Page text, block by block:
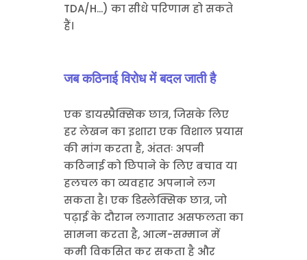
TDA/H...) का सीधे परिणाम हो सकते
हैं।
जब कठिनाई विरोध में बदल जाती है
एक डायस्प्रैक्सिक छात्र, जिसके लिए
हर लेखन का इशारा एक विशाल प्रयास
की मांग करता है, अंततः अपनी
कठिनाई को छिपाने के लिए बचाव या
हलचल का व्यवहार अपनाने लग
सकता है। एक डिस्लेक्सिक छात्र, जो
पढ़ाई के दौरान लगातार असफलता का
सामना करता है, आत्म-सम्मान में
कमी विकसित कर सकता है और